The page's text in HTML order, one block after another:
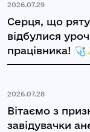
2026.07.29
Серця, що
відбулися
працівника!
2026.07.28
Вітаємо з
завідувачки